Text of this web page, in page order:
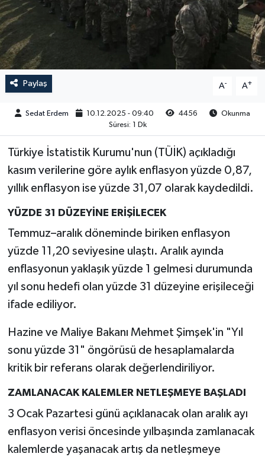
Paylaş A- A+
Sedat Erdem 10.12.2025 - 09:40 4456
Okunma
Süresi: 1 Dk
Türkiye İstatistik Kurumu'nun (TÜİK) açıkladığı
kasım verilerine göre aylık enflasyon yüzde 0,87,
yıllık enflasyon ise yüzde 31,07 olarak kaydedildi.
YÜZDE 31 DÜZEYİNE ERİŞİLECEK
Temmuz–aralık döneminde biriken enflasyon
yüzde 11,20 seviyesine ulaştı. Aralık ayında
enflasyonun yaklaşık yüzde 1 gelmesi durumunda
yıl sonu hedefi olan yüzde 31 düzeyine erişileceği
ifade ediliyor.
Hazine ve Maliye Bakanı Mehmet Şimşek'in "Yıl
sonu yüzde 31" öngörüsü de hesaplamalarda
kritik bir referans olarak değerlendiriliyor.
ZAMLANACAK KALEMLER NETLEŞMEYE BAŞLADI
3 Ocak Pazartesi günü açıklanacak olan aralık ayı
enflasyon verisi öncesinde yılbaşında zamlanacak
kalemlerde yaşanacak artış da netleşmeye